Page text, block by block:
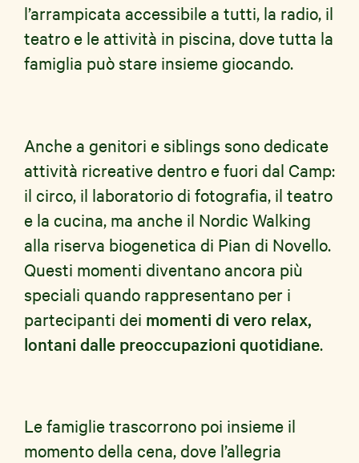
l’arrampicata accessibile a tutti, la radio, il
teatro e le attività in piscina, dove tutta la
famiglia può stare insieme giocando.
Anche a genitori e siblings sono dedicate
attività ricreative dentro e fuori dal Camp:
il circo, il laboratorio di fotografia, il teatro
e la cucina, ma anche il Nordic Walking
alla riserva biogenetica di Pian di Novello.
Questi momenti diventano ancora più
speciali quando rappresentano per i
partecipanti dei momenti di vero relax,
lontani dalle preoccupazioni quotidiane.
Le famiglie trascorrono poi insieme il
momento della cena, dove l’allegria